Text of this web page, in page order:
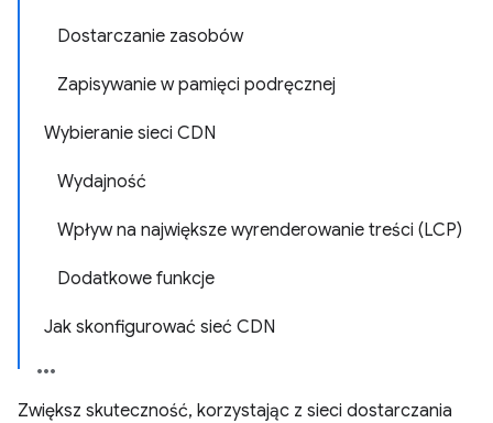
Dostarczanie zasobów
Zapisywanie w pamięci podręcznej
Wybieranie sieci CDN
Wydajność
Wpływ na największe wyrenderowanie treści (LCP)
Dodatkowe funkcje
Jak skonfigurować sieć CDN
Zwiększ skuteczność, korzystając z sieci dostarczania